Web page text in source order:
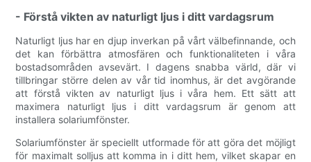
- Förstå vikten av naturligt ljus i ditt vardagsrum
Naturligt ljus har en djup inverkan på vårt välbefinnande, och
det kan förbättra atmosfären och funktionaliteten i våra
bostadsområden avsevärt. I dagens snabba värld, där vi
tillbringar större delen av vår tid inomhus, är det avgörande
att förstå vikten av naturligt ljus i våra hem. Ett sätt att
maximera naturligt ljus i ditt vardagsrum är genom att
installera solariumfönster.
Solariumfönster är speciellt utformade för att göra det möjligt
för maximalt solljus att komma in i ditt hem, vilket skapar en